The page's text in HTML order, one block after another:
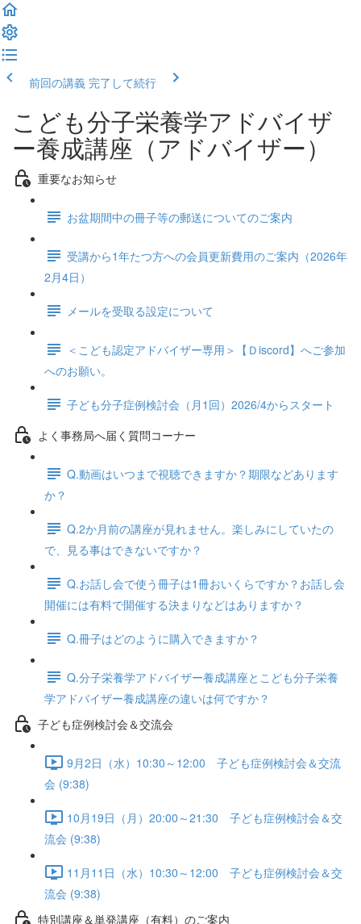
前回の講義 完了して続行
こども分子栄養学アドバイザ
ー養成講座（アドバイザー）
重要なお知らせ
お盆期間中の冊子等の郵送についてのご案内
受講から1年たつ方への会員更新費用のご案内（2026年
2月4日）
メールを受取る設定について
＜こども認定アドバイザー専用＞【Ｄiscord】へご参加
へのお願い。
子ども分子症例検討会（月1回）2026/4からスタート
よく事務局へ届く質問コーナー
Q.動画はいつまで視聴できますか？期限などあります
か？
Q.2か月前の講座が見れません。楽しみにしていたの
で、見る事はできないですか？
Q.お話し会で使う冊子は1冊おいくらですか？お話し会
開催には有料で開催する決まりなどはありますか？
Q.冊子はどのように購入できますか？
Q.分子栄養学アドバイザー養成講座とこども分子栄養
学アドバイザー養成講座の違いは何ですか？
子ども症例検討会＆交流会
9月2日（水）10:30～12:00 子ども症例検討会＆交流
会 (9:38)
10月19日（月）20:00～21:30 子ども症例検討会＆交
流会 (9:38)
11月11日（水）10:30～12:00 子ども症例検討会＆交
流会 (9:38)
特別講座＆単発講座（有料）のご案内